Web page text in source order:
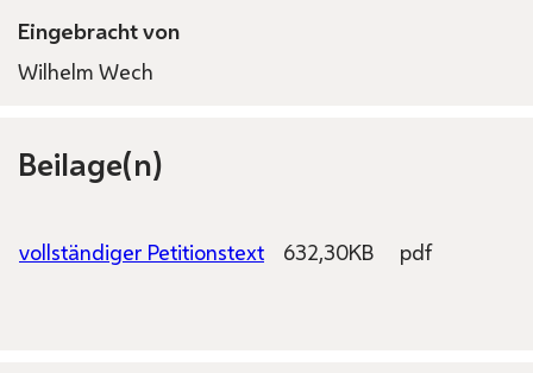
Eingebracht von
Wilhelm Wech
Beilage(n)
vollständiger Petitionstext 632,30KB pdf